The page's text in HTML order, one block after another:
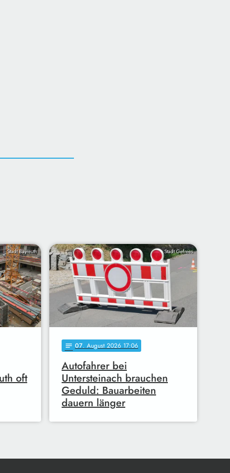
Stadt Bayreuth
oft
Stadt Gefrees
notes 07. August 2026 17:06
Autofahrer bei
Untersteinach brauchen
Geduld: Bauarbeiten
dauern länger